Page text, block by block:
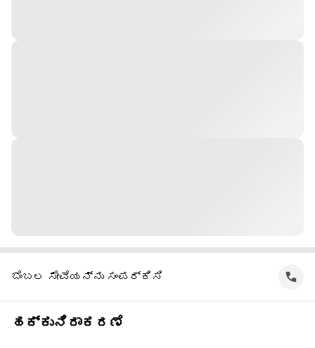
ಬೆಂಬಲ ಸೇವೆಯನ್ನು ಸಂಪರ್ಕಿಸಿ
ಹಕ್ಕುನಿರಾಕರಣೆ